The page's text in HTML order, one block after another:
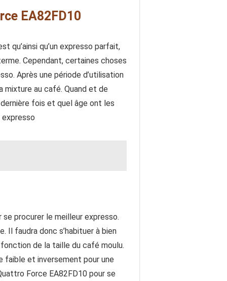
EA82FD10
qu’ainsi qu’un expresso parfait,
Cependant, certaines choses
Après une période d’utilisation
au café. Quand et de
fois et quel âge ont les
procurer le meilleur expresso.
Il faudra donc s’habituer à bien
de la taille du café moulu.
faible et inversement pour une
Force EA82FD10 pour se